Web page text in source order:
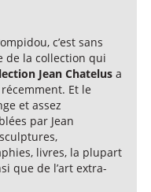
c’est sans
de la collection qui
Jean Chatelus a
Et le
et assez
par Jean
livres, la plupart
que de l’art extra-